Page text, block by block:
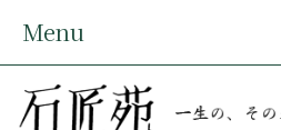
Menu